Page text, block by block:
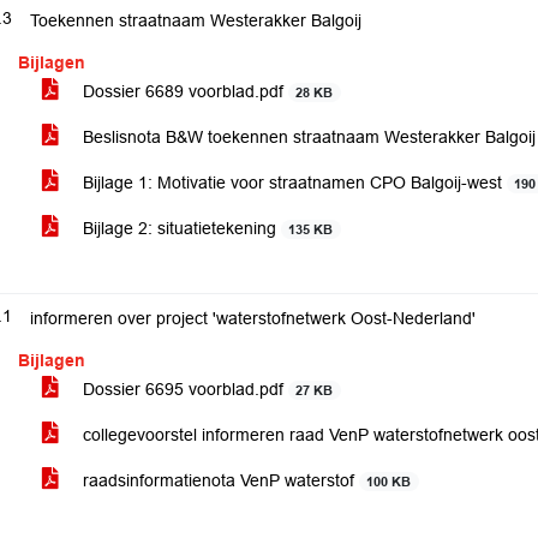
Toekennen straatnaam Westerakker Balgoij
Bijlagen
Dossier 6689 voorblad.pdf
28 KB
Beslisnota B&W toekennen straatnaam Westerakker Balgoij
Bijlage 1: Motivatie voor straatnamen CPO Balgoij-west
Bijlage 2: situatietekening 135 KB
informeren over project 'waterstofnetwerk Oost-Nederland'
Bijlagen
Dossier 6695 voorblad.pdf
27 KB
collegevoorstel informeren raad VenP waterstofnetwerk
raadsinformatienota VenP waterstof 100 KB